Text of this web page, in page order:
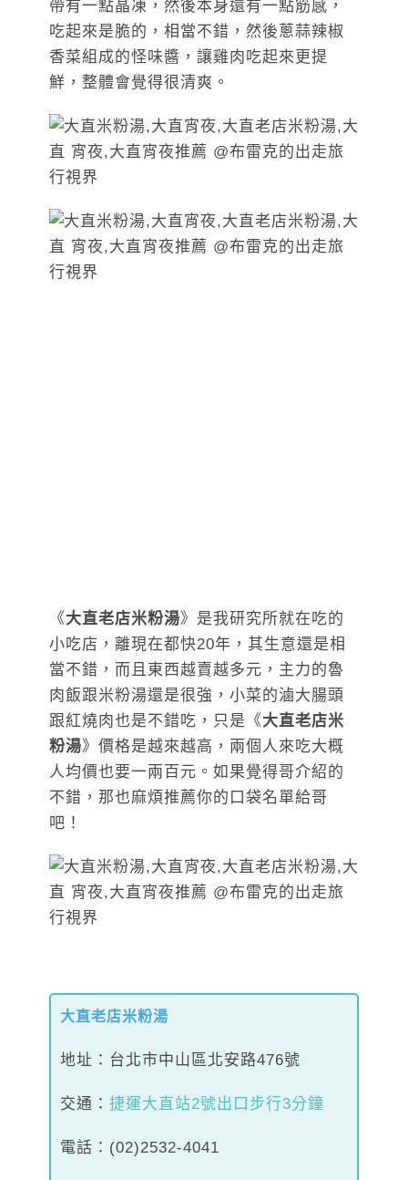
帶有一點晶凍，然後本身還有一點筋感，
吃起來是脆的，相當不錯，然後蔥蒜辣椒
香菜組成的怪味醬，讓雞肉吃起來更提
鮮，整體會覺得很清爽。
《大直老店米粉湯》是我研究所就在吃的
小吃店，離現在都快20年，其生意還是相
當不錯，而且東西越賣越多元，主力的魯
肉飯跟米粉湯還是很強，小菜的滷大腸頭
跟紅燒肉也是不錯吃，只是《大直老店米
粉湯》價格是越來越高，兩個人來吃大概
人均價也要一兩百元。如果覺得哥介紹的
不錯，那也麻煩推薦你的口袋名單給哥
吧！
大直老店米粉湯
地址：台北市中山區北安路476號
交通： 捷運大直站2號出口步行3分鐘
電話：(02)2532-4041